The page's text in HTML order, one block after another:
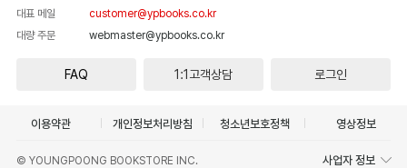
대표 메일
customer@ypbooks.co.kr
대량 주문
webmaster@ypbooks.co.kr
FAQ 1:1고객상담 로그인
이용약관 개인정보처리방침 청소년보호정책 영상정보
© YOUNGPOONG BOOKSTORE INC. 사업자 정보